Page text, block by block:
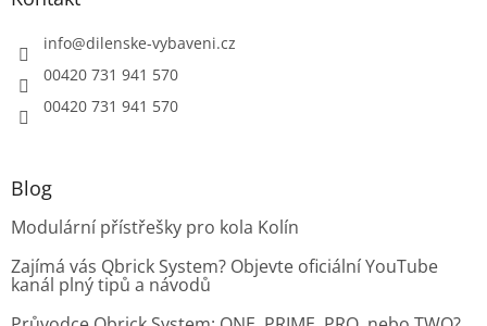
info@dilenske-vybaveni.cz
00420 731 941 570
00420 731 941 570
Blog
Modulární přístřešky pro kola Kolín
Zajímá vás Qbrick System? Objevte oficiální YouTube
kanál plný tipů a návodů